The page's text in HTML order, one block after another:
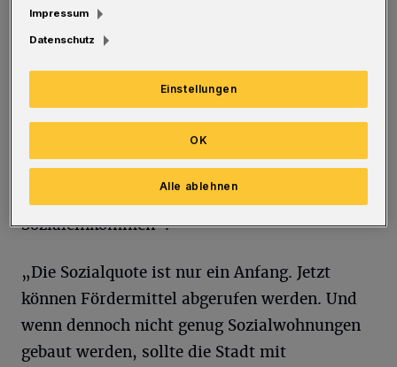
„Jetzt müssen wir nur noch wieder bauen“, so
„Leerstand und das Verdichtungspotential im
Innenstadtbereich“, doch die Mieten im
Neubau seien „einfach zu hoch für
Normalverdienerinnen und -verdiener sowie
Sozialeinkommen“.
„Die Sozialquote ist nur ein Anfang. Jetzt
können Fördermittel abgerufen werden. Und
wenn dennoch nicht genug Sozialwohnungen
gebaut werden, sollte die Stadt mit
Impressum
Datenschutz
Einstellungen
Alle ablehnen
OK